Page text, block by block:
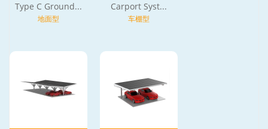
Type C Ground...
地面型
Carport Syst...
车棚型